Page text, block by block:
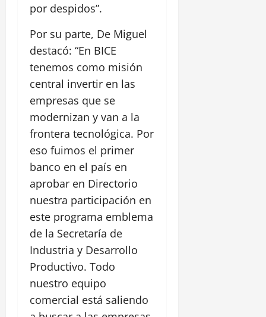
por despidos”.
Por su parte, De Miguel
destacó: “En BICE
tenemos como misión
central invertir en las
empresas que se
modernizan y van a la
frontera tecnológica. Por
eso fuimos el primer
banco en el país en
aprobar en Directorio
nuestra participación en
este programa emblema
de la Secretaría de
Industria y Desarrollo
Productivo. Todo
nuestro equipo
comercial está saliendo